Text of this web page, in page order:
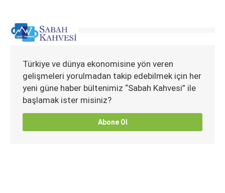
Türkiye ve dünya ekonomisine yön veren
gelişmeleri yorulmadan takip edebilmek için her
yeni güne haber bültenimiz “Sabah Kahvesi” ile
başlamak ister misiniz?
Abone Ol